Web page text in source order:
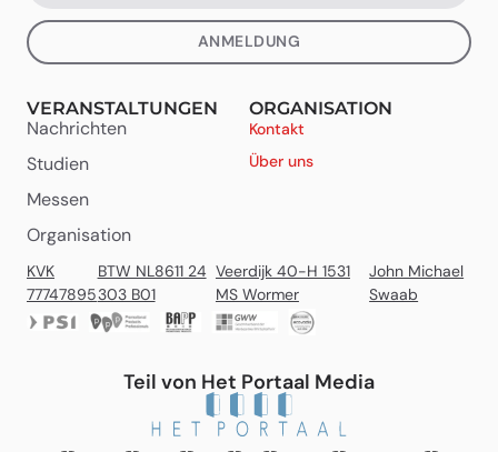
ANMELDUNG
VERANSTALTUNGEN
Nachrichten
Studien
Messen
Organisation
ORGANISATION
Kontakt
Über uns
KVK
77747895
BTW NL8611 24
303 B01
Veerdijk 40-H 1531
MS Wormer
John Michael
Swaab
Teil von Het Portaal Media